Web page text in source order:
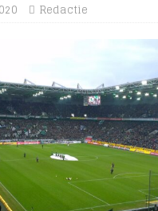
Redactie